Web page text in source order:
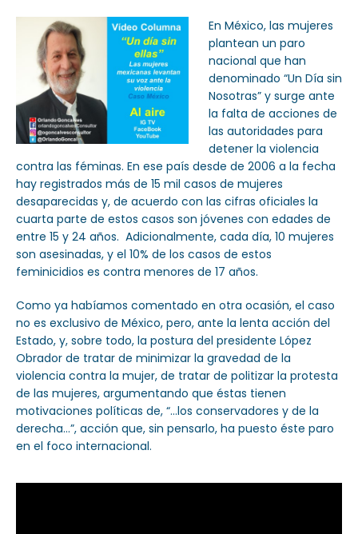
Servicios Servicios
En México, las mujeres
plantean un paro
nacional que han
denominado “Un Día sin
Nosotras” y surge ante
la falta de acciones de
las autoridades para
detener la violencia
contra las féminas. En ese país desde de 2006 a la fecha
hay registrados más de 15 mil casos de mujeres
desaparecidas y, de acuerdo con las cifras oficiales la
cuarta parte de estos casos son jóvenes con edades de
entre 15 y 24 años. Adicionalmente, cada día, 10 mujeres
son asesinadas, y el 10% de los casos de estos
feminicidios es contra menores de 17 años.
Como ya habíamos comentado en otra ocasión, el caso
no es exclusivo de México, pero, ante la lenta acción del
Estado, y, sobre todo, la postura del presidente López
Obrador de tratar de minimizar la gravedad de la
violencia contra la mujer, de tratar de politizar la protesta
de las mujeres, argumentando que éstas tienen
motivaciones políticas de, “…los conservadores y de la
derecha…”, acción que, sin pensarlo, ha puesto éste paro
en el foco internacional.